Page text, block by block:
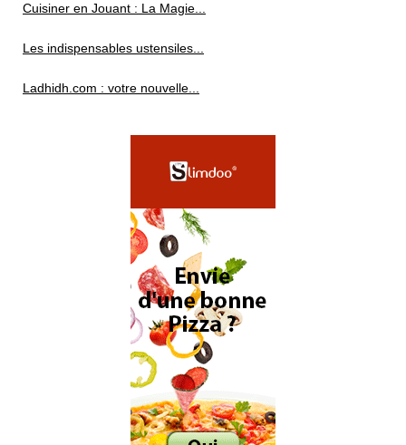
Cuisiner en Jouant : La Magie...
Les indispensables ustensiles...
Ladhidh.com : votre nouvelle...